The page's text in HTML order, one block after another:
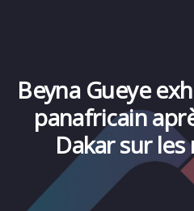
Beyna Gueye
panafricain
Dakar sur